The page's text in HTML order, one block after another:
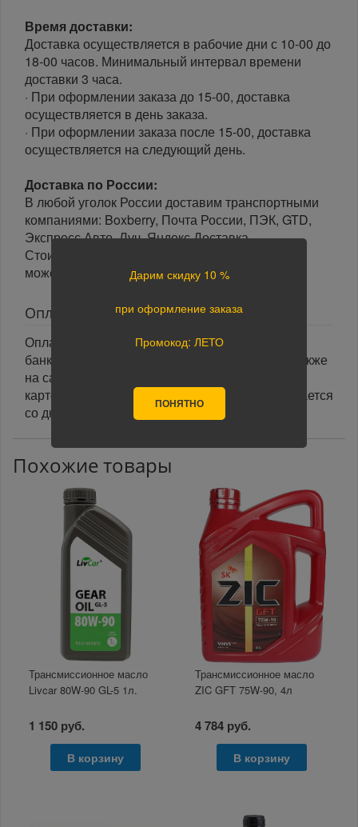
Время доставки:
Доставка осуществляется в рабочие дни с 10-00 до
18-00 часов. Минимальный интервал времени
доставки 3 часа.
· При оформлении заказа до 15-00, доставка
осуществляется в день заказа.
· При оформлении заказа после 15-00, доставка
осуществляется на следующий день.
Доставка по России:
В любой уголок России доставим транспортными
компаниями: Boxberry, Почта России, ПЭК, GTD,
Экспресс Авто, Луч, Яндекс.Доставка.
Стоимость доставки в разные регионы России
может отличаться.
Оплата
Оплата заказа осуществляется наличными или
банковской картой курьеру при получении, а также
на сайте при оформлении заказа. При оплате
картой на сайте указанный срок доставки считается
со дня поступления оплаты.
Похожие товары
Трансмиссионное масло
Livcar 80W-90 GL-5 1л.
1 150 руб.
В корзину
Трансмиссионное масло
ZIC GFT 75W-90, 4л
4 784 руб.
В корзину
Дарим скидку 10 %
при оформление заказа
Промокод: ЛЕТО
ПОНЯТНО